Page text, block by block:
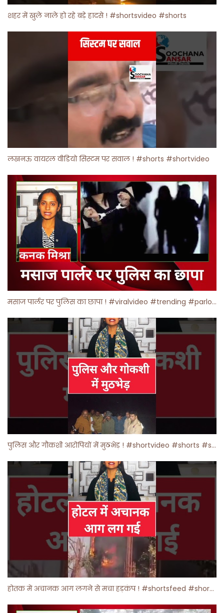
शहर में खुले नाले हो रहे बड़े हादसे ! #shortsvideo #shorts
लखनऊ वायरल वीडियो सिस्टम पर सवाल ! #shorts #shortvideo
मसाज पार्लर पर पुलिस का छापा ! #viralvideo #trending #parlour
पुलिस और गौकशी आरोपियों में मुठभेड़ ! #shortvideo #shorts #shortsfeed
होतक में अचानक आग लगने से मचा हड़कंप ! #shortsfeed #shorts #viralshorts